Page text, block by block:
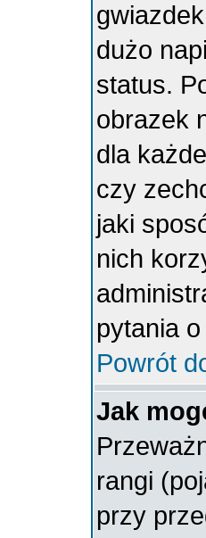
dużo
status.
obrazek
dla
czy
jaki
nich
pytania
Powrót
Jak
rangi
przy